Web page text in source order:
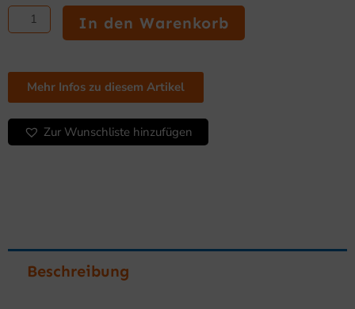
YMCKO
(200
Primacy
Zenius
2
In den Warenkorb
Mehr Infos zu diesem Artikel
Zur Wunschliste hinzufügen
Beschreibung